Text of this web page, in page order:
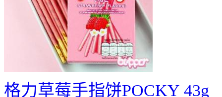
格力草莓手指饼POCKY 43g